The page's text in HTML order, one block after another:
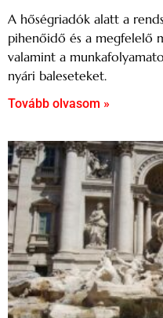
A hőségriadók alatt a
pihenőidő és a megfelelő
valamint a
nyári baleseteket.
Tovább olvasom »